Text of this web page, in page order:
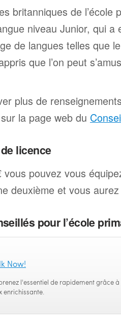
britanniques de
niveau Junior, qui a
de langues telles que
que l’on peut
plus de
la page web du
licence
vous pouvez vous
deuxième et vous
pour l’école
Now!
l'essentiel de rapidement grâce à
enrichissante.